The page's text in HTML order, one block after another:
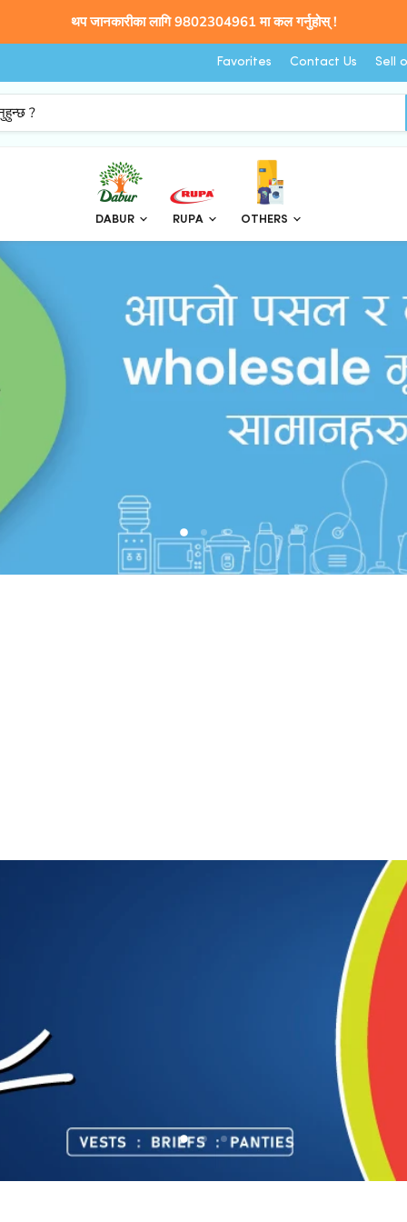
थप जानकारीका लागि 9802304961 मा कल गर्नुहोस् !
Favorites Contact Us Sell
DABUR RUPA OTHERS
Slide
1
Slide
2
Slide
3
Slide
Slide
2
Slide
3